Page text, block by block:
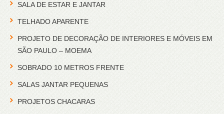
SALA DE ESTAR E JANTAR
TELHADO APARENTE
PROJETO DE DECORAÇÃO DE INTERIORES E MÓVEIS EM
SÃO PAULO – MOEMA
SOBRADO 10 METROS FRENTE
SALAS JANTAR PEQUENAS
PROJETOS CHACARAS